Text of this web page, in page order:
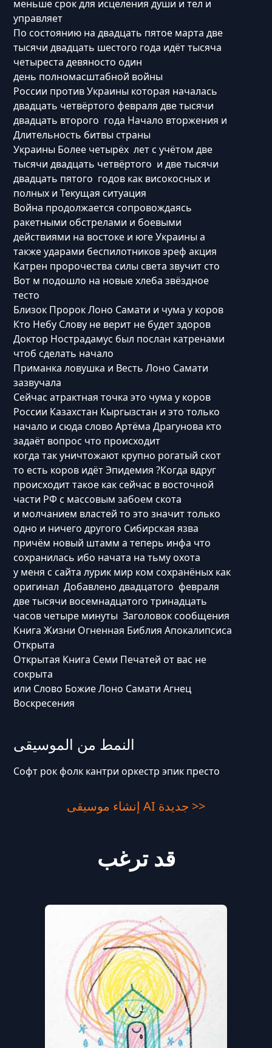
меньше срок для исцеления души и тел и
управляет
По состоянию на двадцать пятое марта две
тысячи двадцать шестого года идёт тысяча
четыреста девяносто один
день полномасштабной войны
России против Украины которая началась
двадцать четвёртого февраля две тысячи
двадцать второго года Начало вторжения и
Длительность битвы страны
Украины Более четырёх лет с учётом две
тысячи двадцать четвёртого и две тысячи
двадцать пятого годов как високосных и
полных и Текущая ситуация
Война продолжается сопровождаясь
ракетными обстрелами и боевыми
действиями на востоке и юге Украины а
также ударами беспилотников эреф акция
Катрен пророчества силы света звучит сто
Вот м подошло на новые хлеба звёздное
тесто
Близок Пророк Лоно Самати и чума у коров
Кто Небу Слову не верит не будет здоров
Доктор Нострадамус был послан катренами
чтоб сделать начало
Приманка ловушка и Весть Лоно Самати
зазвучала
Сейчас атрактная точка это чума у коров
России Казахстан Кыргызстан и это только
начало и сюда слово Артёма Драгунова кто
задаёт вопрос что происходит
когда так уничтожают крупно рогатый скот
то есть коров идёт Эпидемия ?Когда вдруг
происходит такое как сейчас в восточной
части РФ с массовым забоем скота
и молчанием властей то это значит только
одно и ничего другого Сибирская язва
причём новый штамм а теперь инфа что
сохранилась ибо начата на тьму охота
у меня с сайта лурик мир ком сохранёных как
оригинал Добавлено двадцатого февраля
две тысячи восемнадцатого тринадцать
часов четыре минуты Заголовок сообщения
Книга Жизни Огненная Библия Апокалипсиса
Открыта
Открытая Книга Семи Печатей от вас не
сокрыта
или Слово Божие Лоно Самати Агнец
Воскресения
النمط من الموسيقى
Софт рок фолк кантри оркестр эпик престо
إنشاء موسيقى AI جديدة >>
قد ترغب